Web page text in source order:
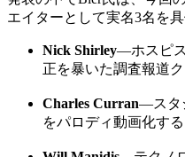
エイターとして実名3名を
Nick Shirley—ホスピ
正を暴いた調査報道
Charles Curran—スタ
をパロディ動画化す